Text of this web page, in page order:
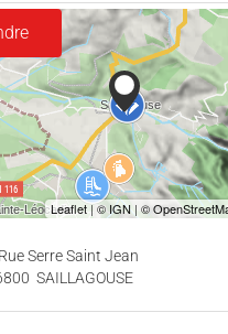
Serre Saint Jean
SAILLAGOUSE